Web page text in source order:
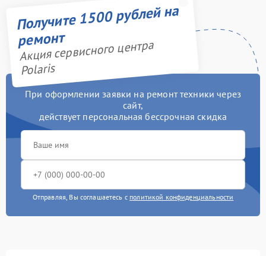
Получите 1500 рублей на
ремонт
Акция сервисного центра
Polaris
При оформлении заявки на ремонт техники через
сайт,
действует персональная бессрочная скидка
Отправляя, Вы соглашаетесь с политикой конфиденциальности